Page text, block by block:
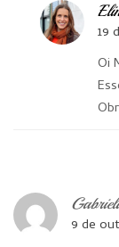
19
Oi
9 de